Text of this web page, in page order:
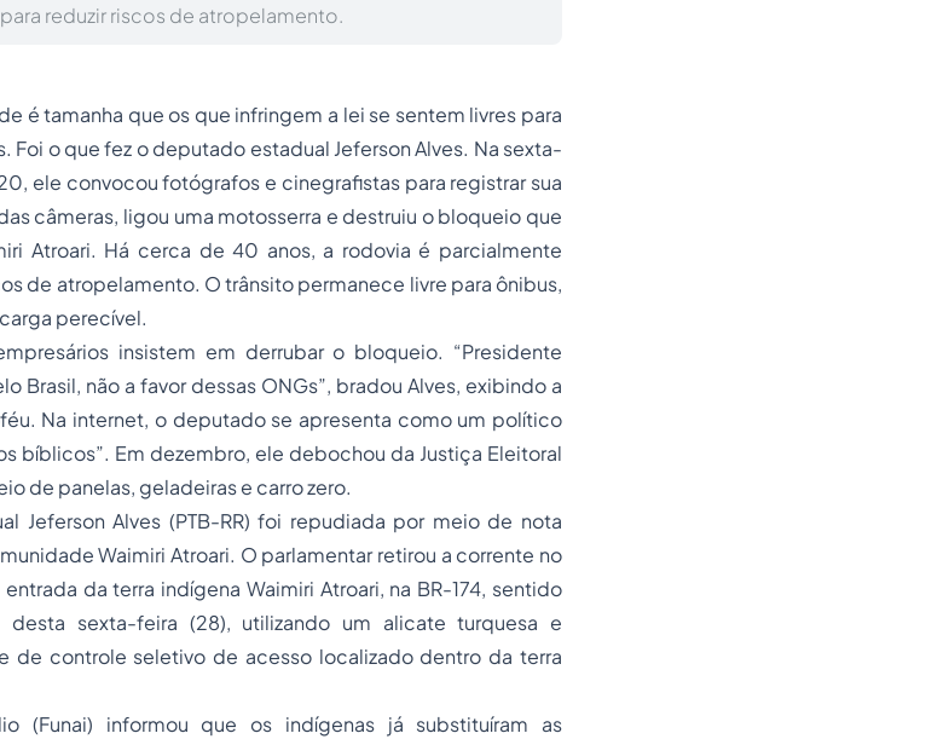
reduzir riscos de atropelamento.
é tamanha que os que infringem a lei se sentem livres para
Foi o que fez o deputado estadual Jeferson Alves. Na sexta-
ele convocou fotógrafos e cinegrafistas para registrar sua
câmeras, ligou uma motosserra e destruiu o bloqueio que
Atroari. Há cerca de 40 anos, a rodovia é parcialmente
de atropelamento. O trânsito permanece livre para ônibus,
perecível.
insistem em derrubar o bloqueio. “Presidente
Brasil, não a favor dessas ONGs”, bradou Alves, exibindo a
Na internet, o deputado se apresenta como um político
bíblicos”. Em dezembro, ele debochou da Justiça Eleitoral
de panelas, geladeiras e carro zero.
Jeferson Alves (PTB-RR) foi repudiada por meio de nota
Waimiri Atroari. O parlamentar retirou a corrente no
da terra indígena Waimiri Atroari, na BR-174, sentido
desta sexta-feira (28), utilizando um alicate turquesa e
de controle seletivo de acesso localizado dentro da terra
(Funai) informou que os indígenas já substituíram as